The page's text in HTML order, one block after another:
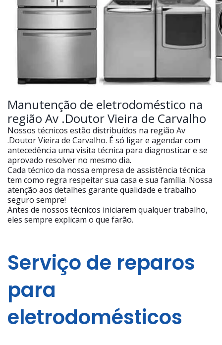
Manutenção de eletrodoméstico na
região Av .Doutor Vieira de Carvalho
Nossos técnicos estão distribuídos na região Av
.Doutor Vieira de Carvalho. É só ligar e agendar com
antecedência uma visita técnica para diagnosticar e se
aprovado resolver no mesmo dia.
Cada técnico da nossa empresa de assistência técnica
tem como regra respeitar sua casa e sua família. Nossa
atenção aos detalhes garante qualidade e trabalho
seguro sempre!
Antes de nossos técnicos iniciarem qualquer trabalho,
eles sempre explicam o que farão.
Serviço de reparos
para
eletrodomésticos